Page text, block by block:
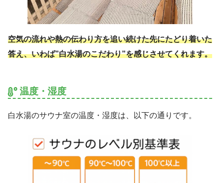
空気の流れや熱の伝わり方を追い続けた先にたどり着いた
答え、いわば”白水湯のこだわり”を感じさせてくれます。
温度・湿度
白水湯のサウナ室の温度・湿度は、以下の通りです。